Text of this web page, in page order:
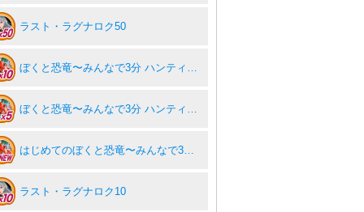
ラスト・ラグナロク50
ぼくと恐竜〜みんなで3分 ハンティング放置〜10
ぼくと恐竜〜みんなで3分 ハンティング放置〜5
はじめてのぼくと恐竜〜みんなで3分 ハンティング放置〜
ラスト・ラグナロク10